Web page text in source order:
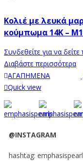
Κολιέ με λευκά
κούμπωμα 14K –
Συνδεθείτε για να δείτε
Διαβάστε περισσότερα
ΑΓΑΠΗΜΕΝΑ
Quick view
@INSTAGRAM
hashtag: